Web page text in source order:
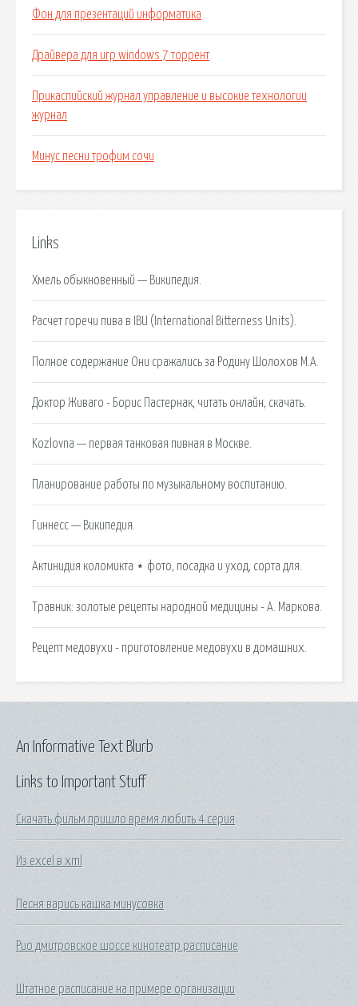
Фон для презентаций информатика
Драйвера для игр windows 7 торрент
Прикаспийский журнал управление и высокие технологии
журнал
Минус песни трофим сочи
Links
Хмель обыкновенный — Википедия.
Расчет горечи пива в IBU (International Bitterness Units).
Полное содержание Они сражались за Родину Шолохов М.А.
Доктор Живаго - Борис Пастернак, читать онлайн, скачать.
Kozlovna — первая танковая пивная в Москве.
Планирование работы по музыкальному воспитанию.
Гиннесс — Википедия.
Актинидия коломикта ⋆ фото, посадка и уход, сорта для.
Травник: золотые рецепты народной медицины - А. Маркова.
Рецепт медовухи - приготовление медовухи в домашних.
Links to Important Stuff
Скачать фильм пришло время любить 4 серия
Из excel в xml
Песня варись кашка минусовка
Рио дмитровское шоссе кинотеатр расписание
Штатное расписание на примере организации
An Informative Text Blurb